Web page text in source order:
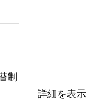
制
詳細を表示